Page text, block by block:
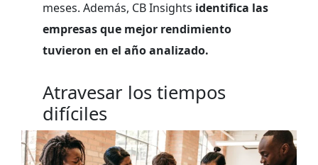
meses. Además, CB Insights identifica las
empresas que mejor rendimiento
tuvieron en el año analizado.
Atravesar los tiempos
difíciles